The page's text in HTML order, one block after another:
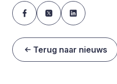
Terug naar nieuws